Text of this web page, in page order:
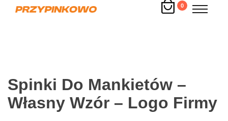
0
Spinki Do Mankietów –
Własny Wzór – Logo Firmy